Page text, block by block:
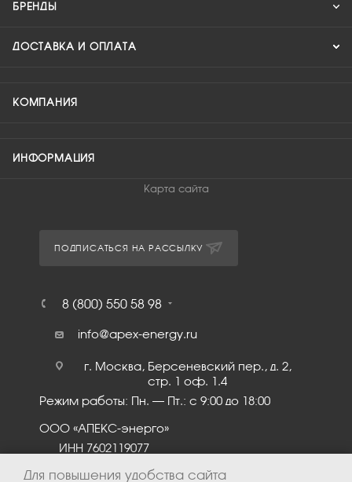
БРЕНДЫ
ДОСТАВКА И ОПЛАТА
КОМПАНИЯ
ИНФОРМАЦИЯ
Карта сайта
ПОДПИСАТЬСЯ НА РАССЫЛКУ
8 (800) 550 58 98
info@apex-energy.ru
г. Москва, Берсеневский пер., д. 2,
стр. 1 оф. 1.4
Режим работы: Пн. – Пт.: с 9:00 до 18:00
ООО «АПЕКС-энерго»
ИНН 7602119077
Для повышения удобства сайта